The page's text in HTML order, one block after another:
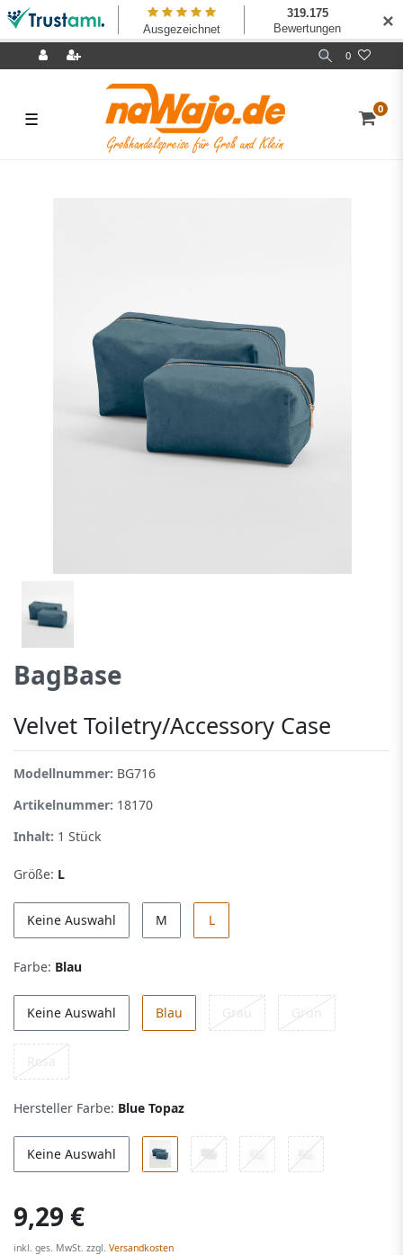
0
☰ 0
BagBase
Velvet Toiletry/Accessory Case
Modellnummer: BG716
Artikelnummer: 18170
Inhalt: 1 Stück
Größe: L
Keine Auswahl M L
Farbe: Blau
Keine Auswahl Blau Grau Grün
Rosa
Hersteller Farbe: Blue Topaz
Keine Auswahl
9,29 €
inkl. ges. MwSt. zzgl. Versandkosten
✕